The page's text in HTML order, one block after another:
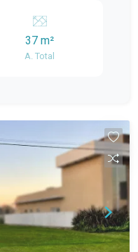
e ótima
um clima
em um
e de fácil
lazer. Localização
funcional Ideal
37 m²
A. Total